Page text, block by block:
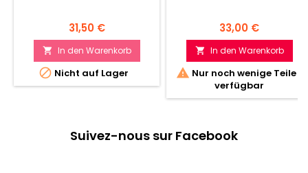
Preis
31,50 €
 In den Warenkorb
 Nicht auf Lager
Preis
33,00 €
 In den Warenkorb
 Nur noch wenige Teile
verfügbar
Suivez-nous sur Facebook